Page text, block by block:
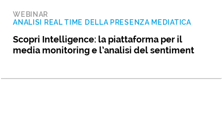
WEBINAR
ANALISI REAL TIME DELLA PRESENZA MEDIATICA
Scopri Intelligence: la piattaforma per il
media monitoring e l’analisi del sentiment